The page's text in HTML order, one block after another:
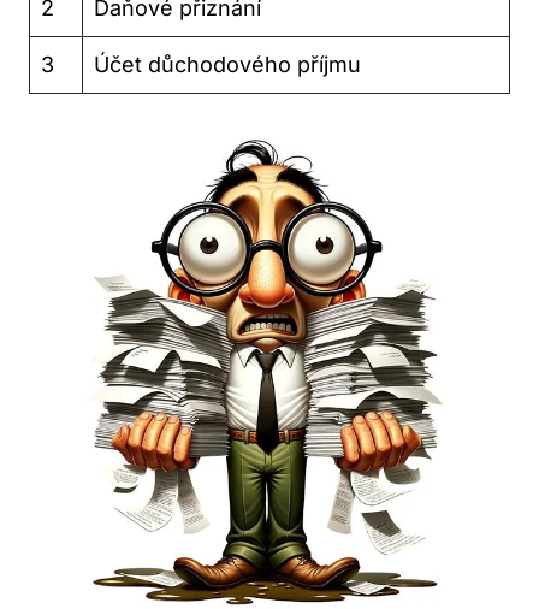
2 Daňové přiznání
3 Účet důchodového příjmu